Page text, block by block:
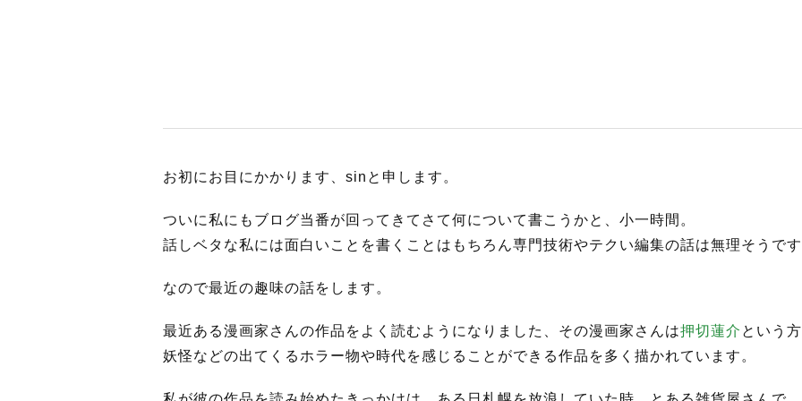
WORKS
ACTION
お初にお目にかかります、sinと申します。
ついに私にもブログ当番が回ってきてさて何について書こうかと、小一時間。
話しベタな私には面白いことを書くことはもちろん専門技術やテクい編集の話は無理そうです
なので最近の趣味の話をします。
最近ある漫画家さんの作品をよく読むようになりました、その漫画家さんは押切蓮介 という方
妖怪などの出てくるホラー物や時代を感じることができる作品を多く描かれています。